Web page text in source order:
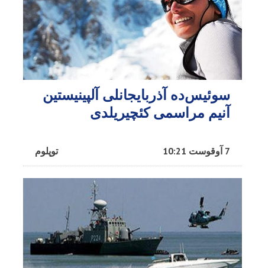
سوئیس‌ده آذربایجانلی آلپینیستین
آنیم مراسمی کئچیریلدی
توپلوم 7 آوقوست 10:21